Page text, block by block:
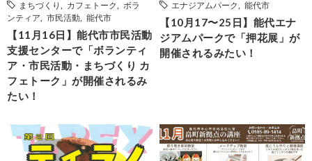
まちづくり
カフェトーク
ボラ
ンティア
市民活動 能代市
【11月16日】能代市市民活動
支援センターで「ボランティ
ア・市民活動・まちづくり カ
フェトーク」が開催されるみ
たい！
エナジアムパーク
能代市
【10月17〜25日】能代エナ
ジアムパークで「押花展」が
開催されるみたい！